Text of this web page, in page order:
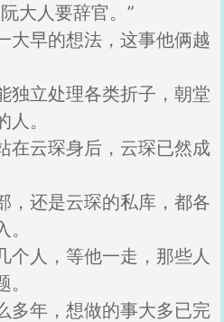
大人要辞官。”
大早的想法，这事他俩越
独立处理各类折子，朝堂
。
在云琛身后，云琛已然成
，还是云琛的私库，都各
个人，等他一走，那些人
多年，想做的事大多已完